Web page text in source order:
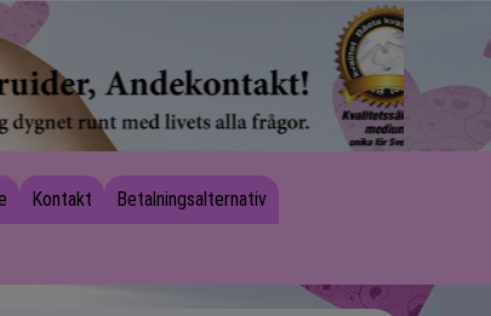
Kontakt Betalningsalternativ